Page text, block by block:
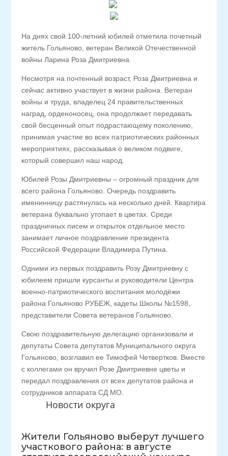
Новости округа
Жители Гольяново выберут лучшего
участкового района: в августе
На днях свой 100-летний юбилей отметила почетный
житель Гольяново, ветеран Великой Отечественной
войны Ларина Роза Дмитриевна.
Несмотря на почтенный возраст, Роза Дмитриевна и
сейчас активно участвует в жизни района. Ветеран
войны и труда, владелец 24 правительственных
наград, орденоносец, она продолжает передавать
свой бесценный опыт подрастающему поколению,
принимая участие во всех патриотических районных
мероприятиях, рассказывая о великом подвиге,
который совершил наш народ.
Юбилей Розы Дмитриевны – огромный праздник для
всего района Гольяново. Очередь поздравить
именинницу растянулась на несколько дней. Квартира
ветерана буквально утопает в цветах. Среди
праздничных писем и открыток отдельное место
занимает личное поздравление президента
Российской Федерации Владимира Путина.
Одними из первых поздравить Розу Дмитриевну с
юбилеем пришли курсанты и руководители Центра
военно-патриотического воспитания молодёжи
района Гольяново РУБЕЖ, кадеты Школы №1598,
представители Совета ветеранов Гольяново.
Свою поздравительную делегацию организовали и
депутаты Совета депутатов Муниципального округа
Гольяново, возглавил ее Тимофей Четвертков. Вместе
с коллегами он вручил Розе Дмитриевне цветы и
передал поздравления от всех депутатов района и
сотрудников аппарата СД МО.